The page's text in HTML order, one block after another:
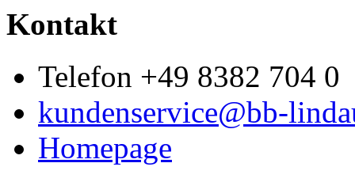
Kontakt
Telefon +49 8382 704 0
kundenservice@bb-
Homepage